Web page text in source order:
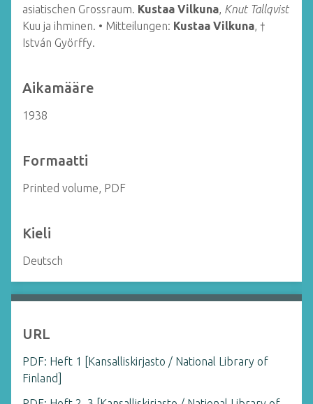
asiatischen Grossraum. Kustaa Vilkuna, Knut Tallqvist
Kuu ja ihminen. • Mitteilungen: Kustaa Vilkuna, †
István Györffy.
Aikamääre
1938
Formaatti
Printed volume, PDF
Kieli
Deutsch
URL
PDF: Heft 1 [Kansalliskirjasto / National Library of
Finland]